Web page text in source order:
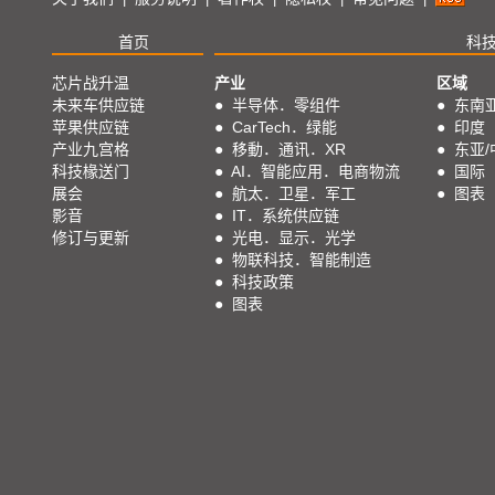
首页 科
芯片战升温
未来车供应链
苹果供应链
产业九宫格
科技椽送门
展会
影音
修订与更新
产业
● 半导体．零组件
● CarTech．绿能
● 移動．通讯．XR
● AI．智能应用．电商物流
● 航太．卫星．军工
● IT．系统供应链
● 光电．显示．光学
● 物联科技．智能制造
● 科技政策
●
图表
区域
● 东南
● 印度
● 东亚/
●
国际
●
图表